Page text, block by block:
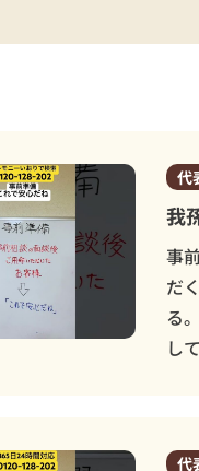
牛久市 阿
土浦市
土浦市
代
我
事
だ
る
し
代